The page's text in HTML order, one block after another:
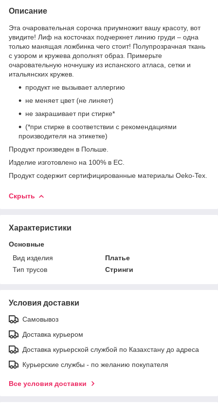
Описание
Эта очаровательная сорочка приумножит вашу красоту, вот
увидите! Лиф на косточках подчеркнет линию груди – одна
только манящая ложбинка чего стоит! Полупрозрачная ткань
с узором и кружева дополнят образ. Примерьте
очаровательную ночнушку из испанского атласа, сетки и
итальянских кружев.
продукт не вызывает аллергию
не меняет цвет (не линяет)
не закрашивает при стирке*
(*при стирке в соответствии с рекомендациями
производителя на этикетке)
Продукт произведен в Польше.
Изделие изготовлено на 100% в ЕС.
Продукт содержит сертифицированные материалы Oeko-Tex.
Скрыть
Характеристики
Основные
Вид изделия
Платье
Тип трусов
Стринги
Условия доставки
Самовывоз
Доставка курьером
Доставка курьерской службой по Казахстану до адреса
Курьерские службы - по желанию покупателя
Все условия доставки